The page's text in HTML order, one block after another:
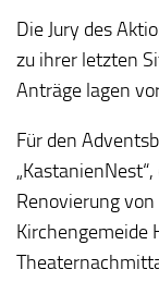
Die Jury des
zu ihrer letzten
Anträge lagen
Für den
Renovierung
Kirchengemeide